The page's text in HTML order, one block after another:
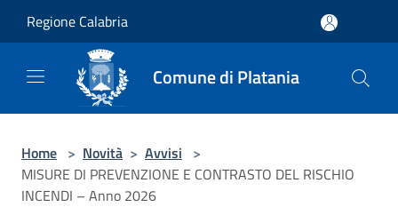
Regione Calabria
Comune di Platania
Home > Novità > Avvisi >
MISURE DI PREVENZIONE E CONTRASTO DEL RISCHIO
INCENDI – Anno 2026